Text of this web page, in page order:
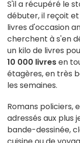
S'il a récupéré le
débuter, il reçoit
livres d'occasion
cherchent à s'en
un kilo de livres
10 000 livresen
étagères, en très
les semaines.
Romans policiers,
adressés aux plus
bande-dessinée,